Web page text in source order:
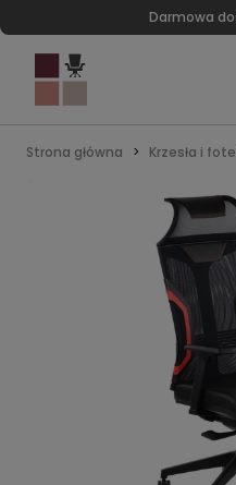
Darmowa
Strona główna Krzesła i